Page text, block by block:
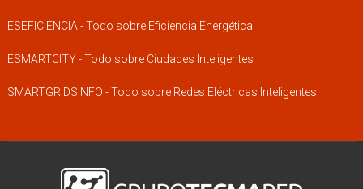
ESEFICIENCIA - Todo sobre Eficiencia Energética
ESMARTCITY - Todo sobre Ciudades Inteligentes
SMARTGRIDSINFO - Todo sobre Redes Eléctricas Inteligentes